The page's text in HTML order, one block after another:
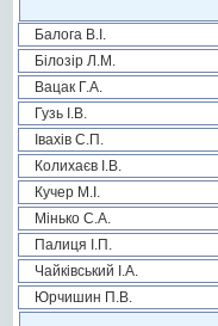
Балога В.І.
Білозір Л.М.
Вацак Г.А.
Гузь І.В.
Івахів С.П.
Колихаєв І.В.
Кучер М.І.
Мінько С.А.
Палиця І.П.
Чайківський І.А.
Юрчишин П.В.